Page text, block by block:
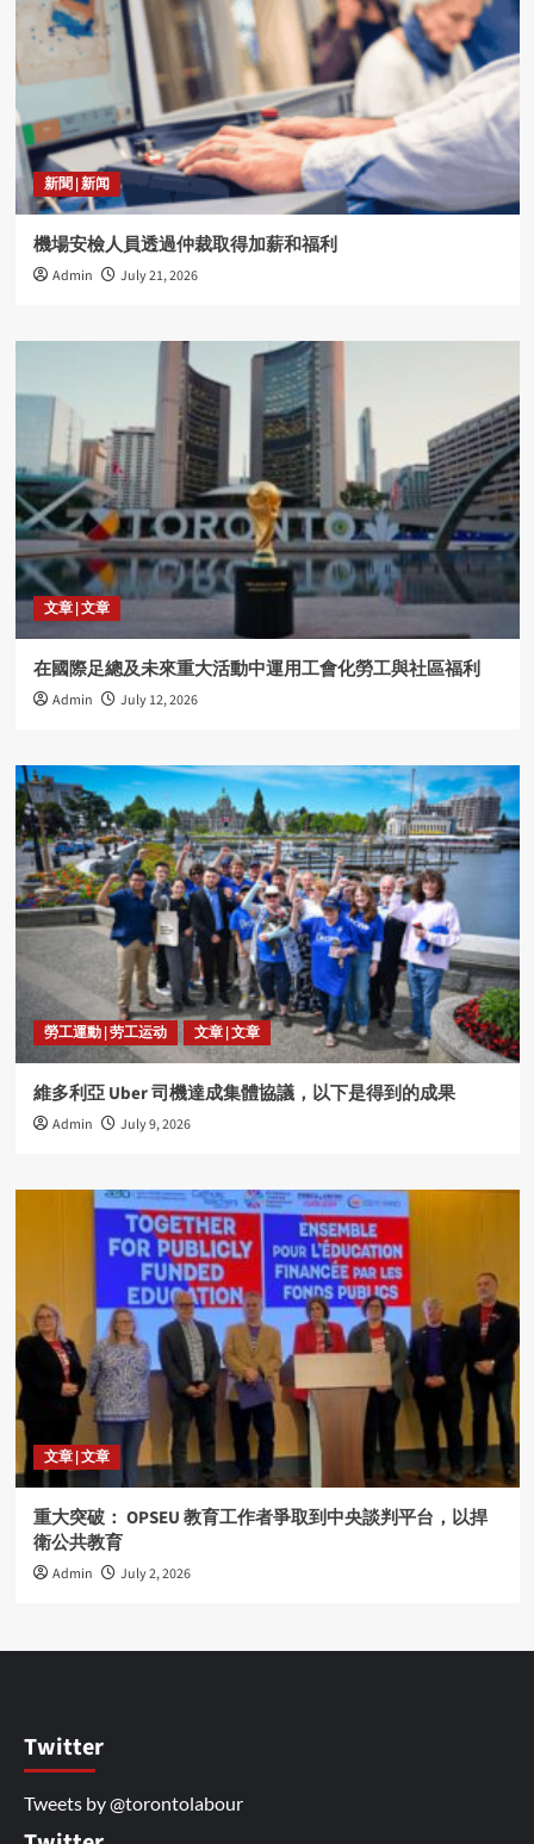
新聞 | 新闻
機場安檢人員透過仲裁取得加薪和福利
Admin July 21, 2026
文章 | 文章
在國際足總及未來重大活動中運用工會化勞工與社區福利
Admin July 12, 2026
勞工運動 | 劳工运动 文章 | 文章
維多利亞 Uber 司機達成集體協議，以下是得到的成果
Admin July 9, 2026
文章 | 文章
重大突破： OPSEU 教育工作者爭取到中央談判平台，以捍
衛公共教育
Admin July 2, 2026
Twitter
Tweets by @torontolabour